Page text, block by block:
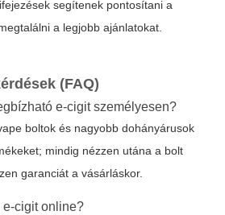
segítenek pontosítani a
a legjobb ajánlatokat.
(FAQ)
e-cigit személyesen?
boltok és nagyobb dohányárusok
mindig nézzen utána a bolt
garanciát a vásárláskor.
e-cigit online?